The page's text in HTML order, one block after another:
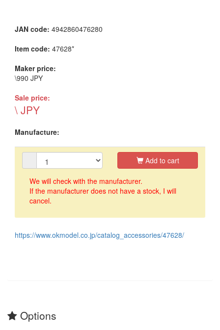
JAN code: 4942860476280
Item code: 47628*
Maker price:
\990 JPY
Sale price:
\ JPY
Manufacture:
Add to cart
We will check with the manufacturer.
If the manufacturer does not have a stock, I will
cancel.
https://www.okmodel.co.jp/catalog_accessories/47628/
Options